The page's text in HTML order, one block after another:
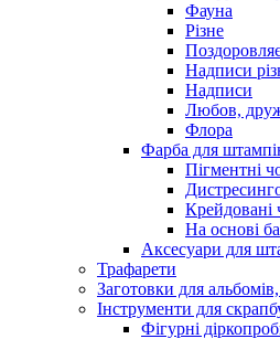
Фауна
Різне
Надписи
Надписи
Любов,
Флора
Фарба для
Пігментні
Крейдовані
На основі
Аксесуари для
Трафарети
Заготовки для
Інструменти для
Фігурні